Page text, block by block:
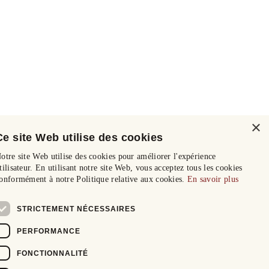
×
site Web utilise des cookies
site Web utilise des cookies pour améliorer l'expérience
En utilisant notre site Web, vous acceptez tous les cookies
à notre Politique relative aux cookies. En savoir plus
STRICTEMENT NÉCESSAIRES
PERFORMANCE
FONCTIONNALITÉ